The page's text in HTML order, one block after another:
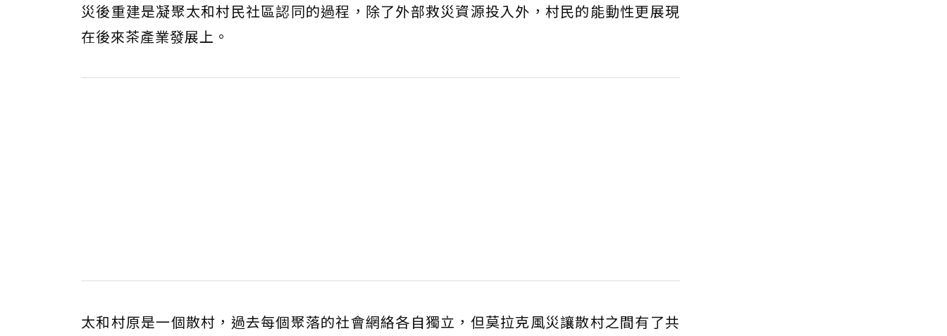
災後重建是凝聚太和村民社區認同的過程，除了外部救災資源投入外，村民的能動性更展現
在後來茶產業發展上。
太和村原是一個散村，過去每個聚落的社會網絡各自獨立，但莫拉克風災讓散村之間有了共